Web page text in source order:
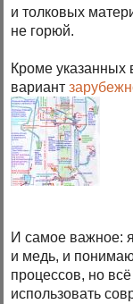
и толковых
не горюй.
Кроме указанных
вариант
И самое важное:
и медь, и понимаю
процессов, но
использовать